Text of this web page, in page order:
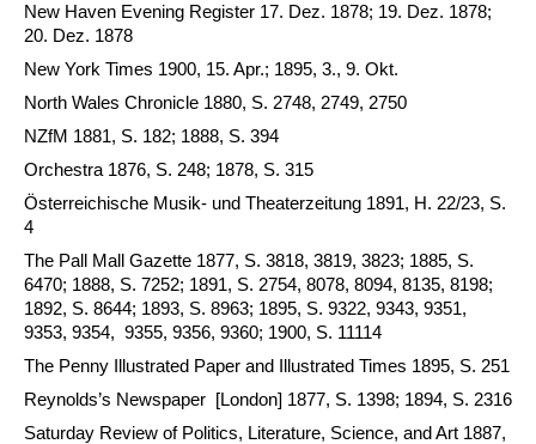
New Haven Evening Register 17. Dez. 1878; 19. Dez. 1878;
20. Dez. 1878
New York Times 1900, 15. Apr.; 1895, 3., 9. Okt.
North Wales Chronicle 1880, S. 2748, 2749, 2750
NZfM 1881, S. 182; 1888, S. 394
Orchestra 1876, S. 248; 1878, S. 315
Österreichische Musik- und Theaterzeitung 1891, H. 22/23, S.
4
The Pall Mall Gazette 1877, S. 3818, 3819, 3823; 1885, S.
6470; 1888, S. 7252; 1891, S. 2754, 8078, 8094, 8135, 8198;
1892, S. 8644; 1893, S. 8963; 1895, S. 9322, 9343, 9351,
9353, 9354, 9355, 9356, 9360; 1900, S. 11114
The Penny Illustrated Paper and Illustrated Times 1895, S. 251
Reynolds’s Newspaper [London] 1877, S. 1398; 1894, S. 2316
Saturday Review of Politics, Literature, Science, and Art 1887,